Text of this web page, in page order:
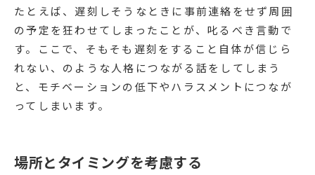
たとえば、遅刻しそうなときに事前連絡をせず周囲
の予定を狂わせてしまったことが、叱るべき言動で
す。ここで、そもそも遅刻をすること自体が信じら
れない、のような人格につながる話をしてしまう
と、モチベーションの低下やハラスメントにつなが
ってしまいます。
場所とタイミングを考慮する